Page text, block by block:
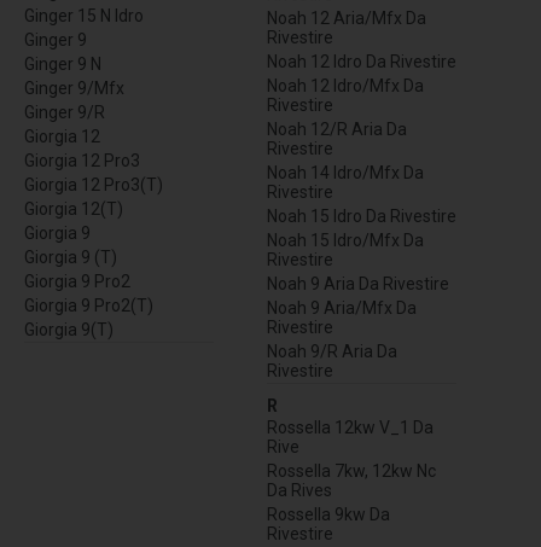
Ginger 15 N Idro
Ginger 9
Ginger 9 N
Ginger 9/Mfx
Ginger 9/R
Giorgia 12
Giorgia 12 Pro3
Giorgia 12 Pro3(T)
Giorgia 12(T)
Giorgia 9
Giorgia 9 (T)
Giorgia 9 Pro2
Giorgia 9 Pro2(T)
Giorgia 9(T)
Noah 12 Aria/Mfx Da
Rivestire
Noah 12 Idro Da Rivestire
Noah 12 Idro/Mfx Da
Rivestire
Noah 12/R Aria Da
Rivestire
Noah 14 Idro/Mfx Da
Rivestire
Noah 15 Idro Da Rivestire
Noah 15 Idro/Mfx Da
Rivestire
Noah 9 Aria Da Rivestire
Noah 9 Aria/Mfx Da
Rivestire
Noah 9/R Aria Da
Rivestire
R
Rossella 12kw V_1 Da
Rive
Rossella 7kw, 12kw Nc
Da Rives
Rossella 9kw Da
Rivestire